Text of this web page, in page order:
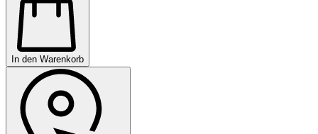
In den Warenkorb